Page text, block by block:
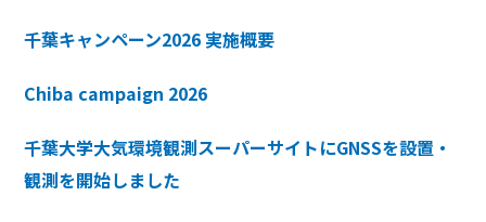
千葉キャンペーン2026 実施概要
Chiba campaign 2026
千葉大学大気環境観測スーパーサイトにGNSSを設置・
観測を開始しました